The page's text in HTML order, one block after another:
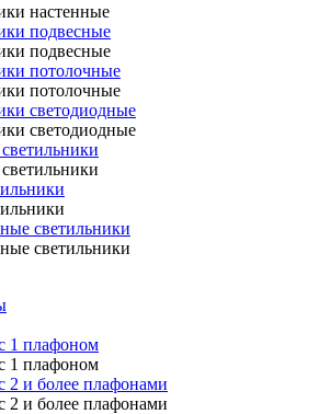
настенные
подвесные
подвесные
потолочные
потолочные
светодиодные
светодиодные
светильники
светильники
1 плафоном
1 плафоном
2 и более плафонами
2 и более плафонами